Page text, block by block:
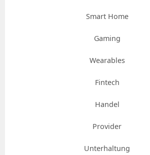
Smart Home
Gaming
Wearables
Fintech
Handel
Provider
Unterhaltung